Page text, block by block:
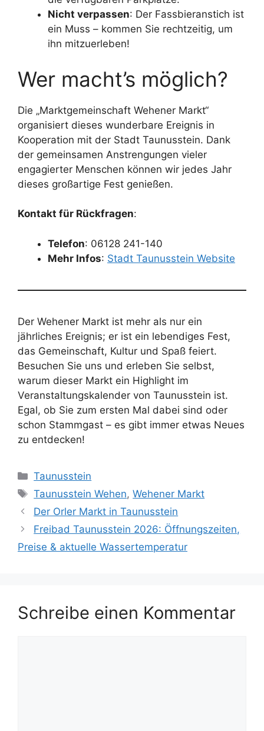
Nicht verpassen: Der Fassbieranstich ist
ein Muss – kommen Sie rechtzeitig, um
ihn mitzuerleben!
Wer macht’s möglich?
Die „Marktgemeinschaft Wehener Markt“
organisiert dieses wunderbare Ereignis in
Kooperation mit der Stadt Taunusstein. Dank
der gemeinsamen Anstrengungen vieler
engagierter Menschen können wir jedes Jahr
dieses großartige Fest genießen.
Kontakt für Rückfragen:
Telefon: 06128 241-140
Mehr Infos: Stadt Taunusstein Website
Der Wehener Markt ist mehr als nur ein
jährliches Ereignis; er ist ein lebendiges Fest,
das Gemeinschaft, Kultur und Spaß feiert.
Besuchen Sie uns und erleben Sie selbst,
warum dieser Markt ein Highlight im
Veranstaltungskalender von Taunusstein ist.
Egal, ob Sie zum ersten Mal dabei sind oder
schon Stammgast – es gibt immer etwas Neues
zu entdecken!
Kategorien
Taunusstein
Schlagwörter
Taunusstein Wehen,Wehener Markt
Der Orler Markt in Taunusstein
Freibad Taunusstein 2026: Öffnungszeiten,
Preise & aktuelle Wassertemperatur
Schreibe einen Kommentar